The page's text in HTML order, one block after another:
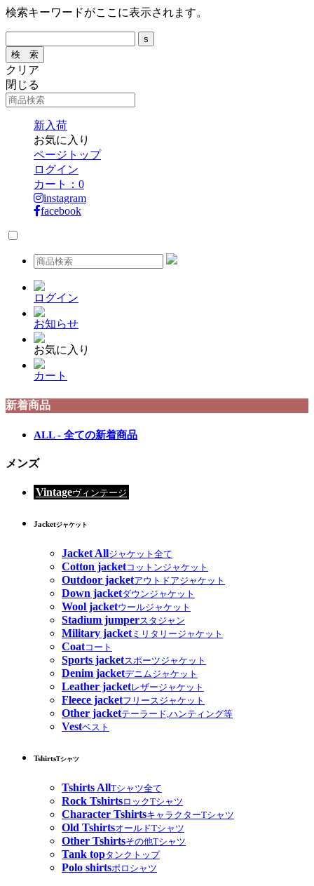
検索キーワードがここに表示されます。
クリア
閉じる
新入荷
お気に入り
ページトップ
ログイン
カート： 0
instagram
facebook
ログイン
お知らせ
お気に入り
カート
新着商品
ALL - 全ての新着商品
メンズ
Vintageヴィンテージ
Jacketジャケット
Jacket Allジャケット全て
Cotton jacketコットンジャケット
Outdoor jacketアウトドアジャケット
Down jacketダウンジャケット
Wool jacketウールジャケット
Stadium jumperスタジャン
Military jacketミリタリージャケット
Coatコート
Sports jacketスポーツジャケット
Denim jacketデニムジャケット
Leather jacketレザージャケット
Fleece jacketフリースジャケット
Other jacketテーラード,ハンティング等
Vestベスト
TshirtsTシャツ
Tshirts AllTシャツ全て
Rock TshirtsロックTシャツ
Character TshirtsキャラクターTシャツ
Old TshirtsオールドTシャツ
Other Tshirtsその他Tシャツ
Tank topタンクトップ
Polo shirtsポロシャツ